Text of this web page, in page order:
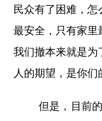
民众有了困难，
最安全，只有家里
我们撤本来就是为
人的期望，是你们
但是，目前